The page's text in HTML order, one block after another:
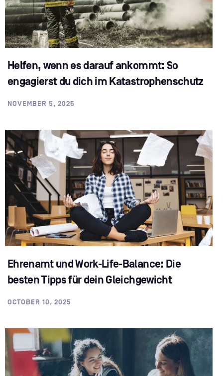
Helfen, wenn es darauf ankommt: So
engagierst du dich im Katastrophenschutz
NOVEMBER 5, 2025
Ehrenamt und Work-Life-Balance: Die
besten Tipps für dein Gleichgewicht
OCTOBER 10, 2025